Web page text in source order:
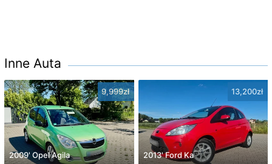
Inne Auta
9,999zł
2009' Opel Agila
13,200zł
2013' Ford Ka